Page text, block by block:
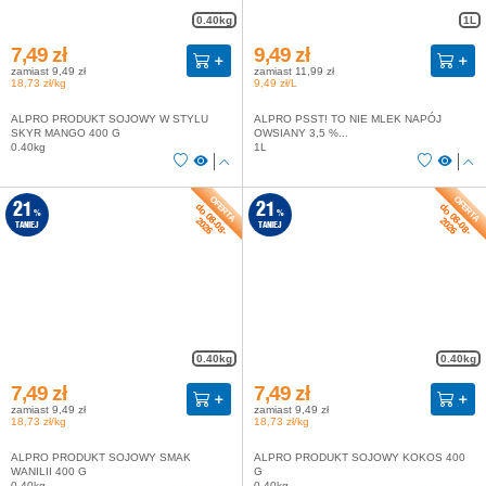
0.40kg
7,49 zł
zamiast 9,49 zł
18,73 zł/kg
ALPRO PRODUKT SOJOWY W STYLU
SKYR MANGO 400 G
0.40kg
1L
9,49 zł
zamiast 11,99 zł
9,49 zł/L
ALPRO PSST! TO NIE MLEK NAPÓJ
OWSIANY 3,5 %...
1L
0.40kg
do 08-08-
2026
21
%
TANIEJ
7,49 zł
zamiast 9,49 zł
18,73 zł/kg
ALPRO PRODUKT SOJOWY SMAK
WANILII 400 G
0.40kg
do 08-08-
2026
21
%
TANIEJ
7,49 zł
zamiast 9,49 zł
18,73 zł/kg
ALPRO PRODUKT SOJOWY KOKOS 400
G